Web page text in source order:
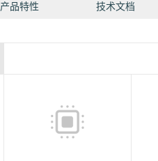
产品特性 技术文档